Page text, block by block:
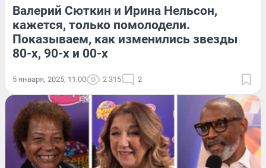
Валерий Сюткин и Ирина Нельсон,
кажется, только помолодели.
Показываем, как изменились звезды
80-х, 90-х и 00-х
5 января, 2025, 11:00 2 315 2